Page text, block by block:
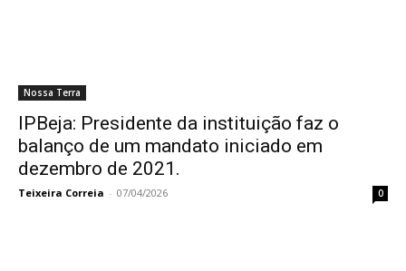
Nossa Terra
IPBeja: Presidente da instituição faz o
balanço de um mandato iniciado em
dezembro de 2021.
Teixeira Correia - 07/04/2026 0